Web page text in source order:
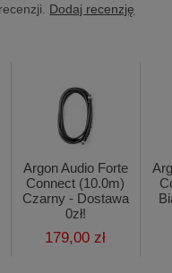
Dodaj recenzję
Argon Audio Forte
Connect (10.0m)
Czarny - Dostawa
0zł!
179,00 zł